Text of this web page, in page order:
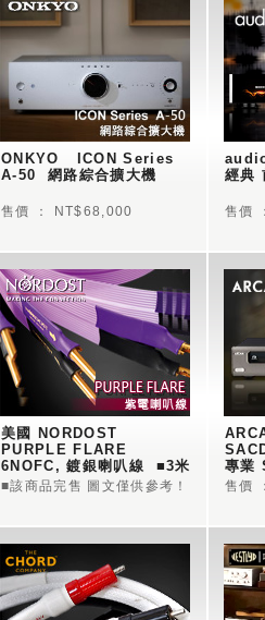
ONKYO   ICON Series
A-50  網路綜合擴大機
售價 ： NT$68,000
經典
售價
美國 NORDOST
PURPLE FLARE
6NOFC, 鍍銀喇叭線  ■3米
■該商品完售 圖文僅供參考！
專業
售價